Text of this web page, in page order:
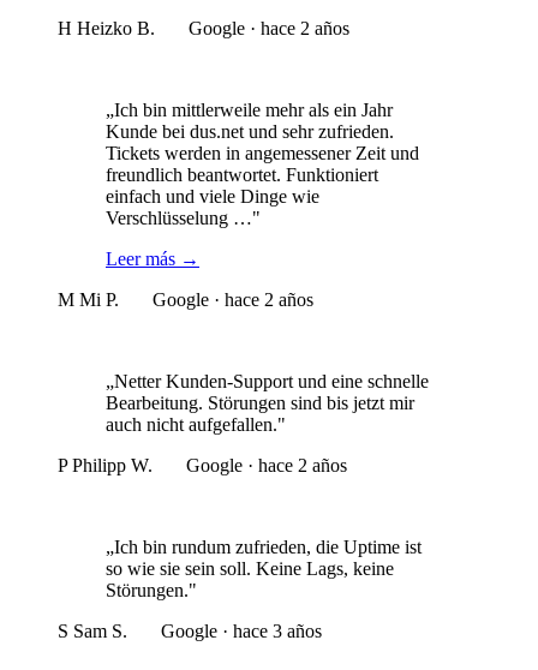
H Heizko B. Google · hace 2 años
„Ich bin mittlerweile mehr als ein Jahr
Kunde bei dus.net und sehr zufrieden.
Tickets werden in angemessener Zeit und
freundlich beantwortet. Funktioniert
einfach und viele Dinge wie
Verschlüsselung …"
Leer más →
M Mi P. Google · hace 2 años
„Netter Kunden-Support und eine schnelle
Bearbeitung. Störungen sind bis jetzt mir
auch nicht aufgefallen."
P Philipp W. Google · hace 2 años
„Ich bin rundum zufrieden, die Uptime ist
so wie sie sein soll. Keine Lags, keine
Störungen."
S Sam S. Google · hace 3 años